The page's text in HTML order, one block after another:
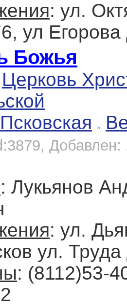
: ул.
ул Егорова
Божья
Церковь
Псковская
Добавлен:
: Лукьянов
: ул.
ул.
: (8112)53-